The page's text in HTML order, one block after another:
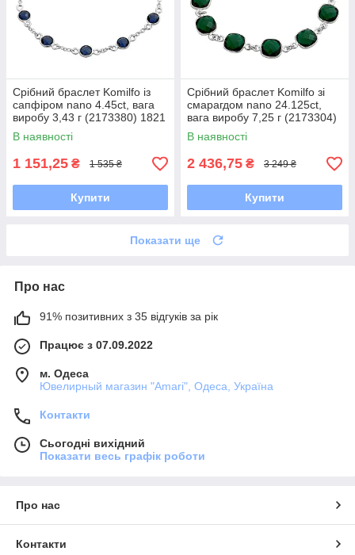
Срібний браслет Komilfo із
сапфіром nano 4.45ct, вага
виробу 3,43 г (2173380) 1821
розмір
В наявності
1 151,25 ₴ 1 535 ₴
Купити
Срібний браслет Komilfo зі
смарагдом nano 24.125ct,
вага виробу 7,25 г (2173304)
1720 розмір
В наявності
2 436,75 ₴ 3 249 ₴
Купити
Показати ще
Про нас
91% позитивних з 35 відгуків за рік
Працює з 07.09.2022
м. Одеса
Ювелирный магазин "Amari", Одеса, Україна
Контакти
Сьогодні вихідний
Показати весь графік роботи
Про нас
Контакти